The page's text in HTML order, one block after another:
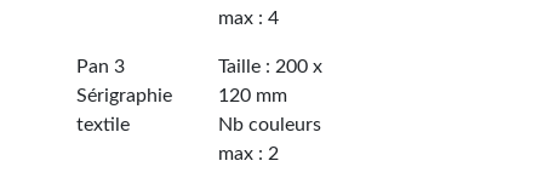
max : 4
Pan 3
Sérigraphie
textile
Taille : 200 x
120 mm
Nb couleurs
max : 2